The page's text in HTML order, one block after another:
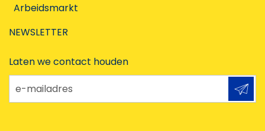
Arbeidsmarkt
NEWSLETTER
Laten we contact houden
e-mailadres